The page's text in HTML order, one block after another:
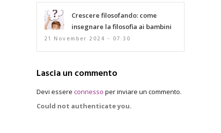
Crescere filosofando: come
insegnare la filosofia ai bambini
21 November 2024 - 07:30
Lascia un commento
Devi essere connesso per inviare un commento.
Could not authenticate you.